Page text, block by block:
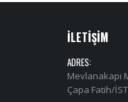
İLETİŞİM
ADRES:
Mevlanakapı
Çapa Fatih/